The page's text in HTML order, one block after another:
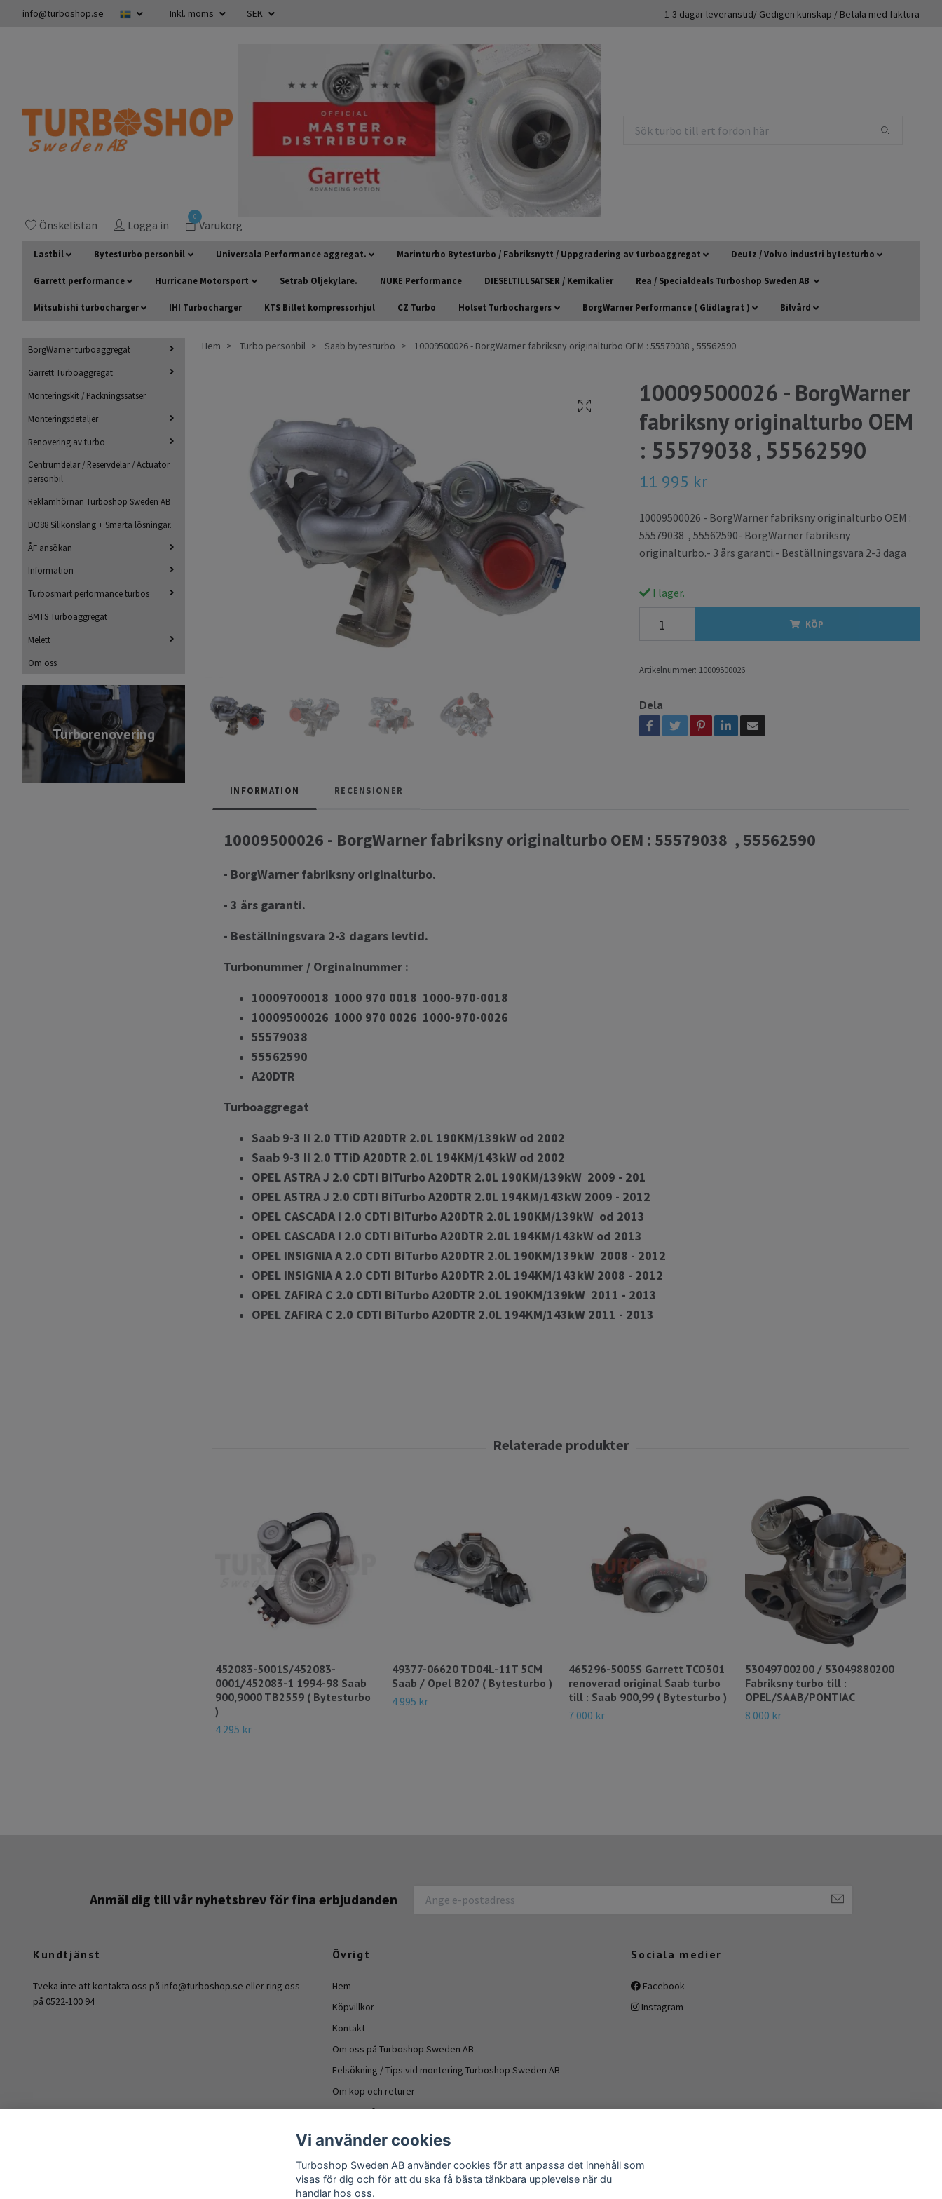
info@turboshop.se Inkl. moms SEK 1-3 dagar leveranstid/ Gedigen kunskap / Betala med faktura
Önskelistan Logga in
0
Varukorg
Lastbil Bytesturbo personbil Universala Performance aggregat. Marinturbo Bytesturbo / Fabriksnytt / Uppgradering av turboaggregat Deutz / Volvo industri bytesturbo
Garrett performance Hurricane Motorsport Setrab Oljekylare. NUKE Performance DIESELTILLSATSER / Kemikalier Rea / Specialdeals Turboshop Sweden AB
Mitsubishi turbocharger IHI Turbocharger KTS Billet kompressorhjul CZ Turbo Holset Turbochargers BorgWarner Performance ( Glidlagrat ) Bilvård
BorgWarner turboaggregat
Garrett Turboaggregat
Monteringskit / Packningssatser
Monteringsdetaljer
Renovering av turbo
Centrumdelar / Reservdelar / Actuator
personbil
Reklamhörnan Turboshop Sweden AB
DO88 Silikonslang + Smarta lösningar.
ÅF ansökan
Information
Turbosmart performance turbos
BMTS Turboaggregat
Melett
Om oss
Turborenovering
Hem Turbo personbil Saab bytesturbo 10009500026 - BorgWarner fabriksny originalturbo OEM : 55579038 , 55562590
10009500026 - BorgWarner
fabriksny originalturbo OEM
: 55579038 , 55562590
11 995 kr
10009500026 - BorgWarner fabriksny originalturbo OEM :
55579038 , 55562590- BorgWarner fabriksny
originalturbo.- 3 års garanti.- Beställningsvara 2-3 daga
I lager.
KÖP
Artikelnummer: 10009500026
Dela
INFORMATION RECENSIONER
10009500026 - BorgWarner fabriksny originalturbo OEM : 55579038 , 55562590
- BorgWarner fabriksny originalturbo.
- 3 års garanti.
- Beställningsvara 2-3 dagars levtid.
Turbonummer / Orginalnummer :
10009700018 1000 970 0018 1000-970-0018
10009500026 1000 970 0026 1000-970-0026
55579038
55562590
A20DTR
Turboaggregat
Saab 9-3 II 2.0 TTiD A20DTR 2.0L 190KM/139kW od 2002
Saab 9-3 II 2.0 TTiD A20DTR 2.0L 194KM/143kW od 2002
OPEL ASTRA J 2.0 CDTI BiTurbo A20DTR 2.0L 190KM/139kW 2009 - 201
OPEL ASTRA J 2.0 CDTI BiTurbo A20DTR 2.0L 194KM/143kW 2009 - 2012
OPEL CASCADA I 2.0 CDTI BiTurbo A20DTR 2.0L 190KM/139kW od 2013
OPEL CASCADA I 2.0 CDTI BiTurbo A20DTR 2.0L 194KM/143kW od 2013
OPEL INSIGNIA A 2.0 CDTI BiTurbo A20DTR 2.0L 190KM/139kW 2008 - 2012
OPEL INSIGNIA A 2.0 CDTI BiTurbo A20DTR 2.0L 194KM/143kW 2008 - 2012
OPEL ZAFIRA C 2.0 CDTI BiTurbo A20DTR 2.0L 190KM/139kW 2011 - 2013
OPEL ZAFIRA C 2.0 CDTI BiTurbo A20DTR 2.0L 194KM/143kW 2011 - 2013
452083-5001S/452083-
0001/452083-1 1994-98 Saab
900,9000 TB2559 ( Bytesturbo
)
4 295 kr
49377-06620 TD04L-11T 5CM
Saab / Opel B207 ( Bytesturbo )
4 995 kr
465296-5005S Garrett TCO301
renoverad original Saab turbo
till : Saab 900,99 ( Bytesturbo )
7 000 kr
53049700200 / 53049880200
Fabriksny turbo till :
OPEL/SAAB/PONTIAC
8 000 kr
Anmäl dig till vår nyhetsbrev för fina erbjudanden
Kundtjänst
Tveka inte att kontakta oss på info@turboshop.se eller ring oss
på 0522-100 94
Övrigt
Hem
Köpvillkor
Kontakt
Om oss på Turboshop Sweden AB
Felsökning / Tips vid montering Turboshop Sweden AB
Om köp och returer
Vanliga frågor
Information turboaggregat
- Oljeläckage turboaggregat
Om köp och returer
Sociala medier
Facebook
Instagram
Vi använder cookies
Turboshop Sweden AB använder cookies för att anpassa det innehåll som
visas för dig och för att du ska få bästa tänkbara upplevelse när du
handlar hos oss.